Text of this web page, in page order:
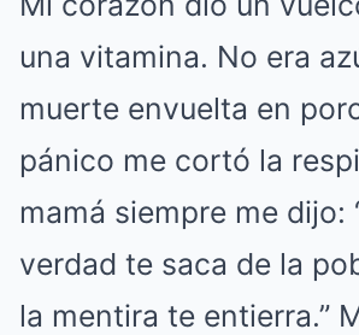
una vitamina. No era
muerte envuelta en
pánico me cortó la
mamá siempre me dijo:
verdad te saca de la
la mentira te entierra.”